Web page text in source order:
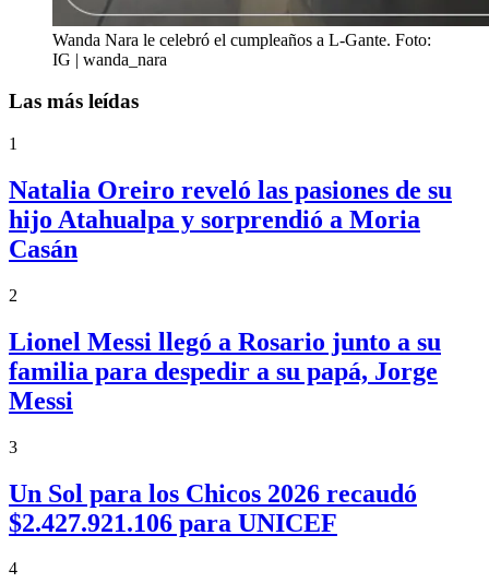
Wanda Nara le celebró el cumpleaños a L-Gante. Foto:
IG | wanda_nara
Las más leídas
1
Natalia Oreiro reveló las pasiones de su
hijo Atahualpa y sorprendió a Moria
Casán
2
Lionel Messi llegó a Rosario junto a su
familia para despedir a su papá, Jorge
Messi
3
Un Sol para los Chicos 2026 recaudó
$2.427.921.106 para UNICEF
4